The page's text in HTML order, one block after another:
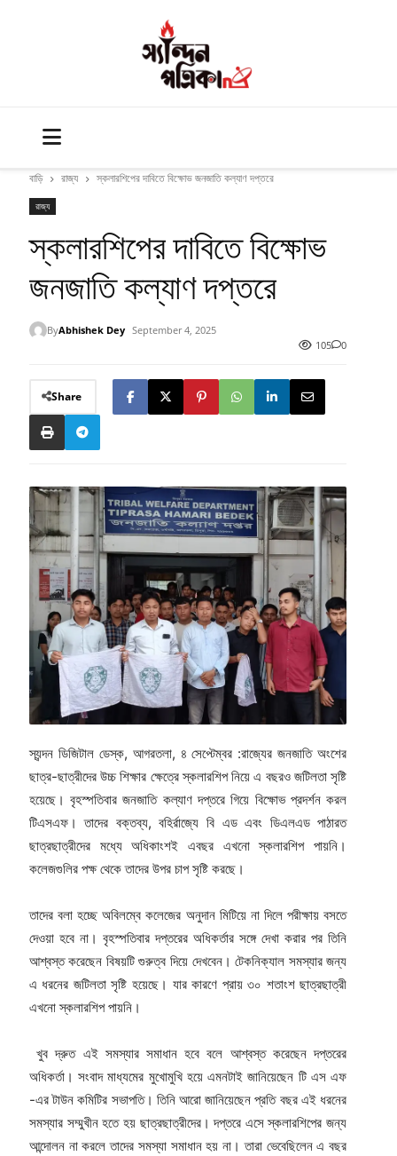
বাড়ি রাজ্য স্কলারশিপের দাবিতে বিক্ষোভ জনজাতি কল্যাণ দপ্তরে
রাজ্য
স্কলারশিপের দাবিতে বিক্ষোভ
জনজাতি কল্যাণ দপ্তরে
ByAbhishek Dey September 4, 2025
105
0
Share
স্যন্দন ডিজিটাল ডেস্ক, আগরতলা, ৪ সেপ্টেম্বর :রাজ্যের জনজাতি অংশের
ছাত্র-ছাত্রীদের উচ্চ শিক্ষার ক্ষেত্রে স্কলারশিপ নিয়ে এ বছরও জটিলতা সৃষ্টি
হয়েছে। বৃহস্পতিবার জনজাতি কল্যাণ দপ্তরে গিয়ে বিক্ষোভ প্রদর্শন করল
টিএসএফ। তাদের বক্তব্য, বহির্রাজ্যে বি এড এবং ডিএলএড পাঠারত
ছাত্রছাত্রীদের মধ্যে অধিকাংশই এবছর এখনো স্কলারশিপ পায়নি।
কলেজগুলির পক্ষ থেকে তাদের উপর চাপ সৃষ্টি করছে।
তাদের বলা হচ্ছে অবিলম্বে কলেজের অনুদান মিটিয়ে না দিলে পরীক্ষায় বসতে
দেওয়া হবে না। বৃহস্পতিবার দপ্তরের অধিকর্তার সঙ্গে দেখা করার পর তিনি
আশ্বস্ত করেছেন বিষয়টি গুরুত্ব দিয়ে দেখবেন। টেকনিক্যাল সমস্যার জন্য
এ ধরনের জটিলতা সৃষ্টি হয়েছে। যার কারণে প্রায় ৩০ শতাংশ ছাত্রছাত্রী
এখনো স্কলারশিপ পায়নি।
খুব দ্রুত এই সমস্যার সমাধান হবে বলে আশ্বস্ত করেছেন দপ্তরের
অধিকর্তা। সংবাদ মাধ্যমের মুখোমুখি হয়ে এমনটাই জানিয়েছেন টি এস এফ
-এর টাউন কমিটির সভাপতি। তিনি আরো জানিয়েছেন প্রতি বছর এই ধরনের
সমস্যার সম্মুখীন হতে হয় ছাত্রছাত্রীদের। দপ্তরে এসে স্কলারশিপের জন্য
আন্দোলন না করলে তাদের সমস্যা সমাধান হয় না। তারা ভেবেছিলেন এ বছর